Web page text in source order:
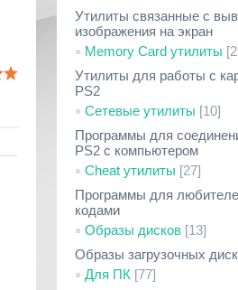
Утилиты связанные с
изображения на экран
Memory Card утилиты
Утилиты для работы с
PS2
Сетевые утилиты [10]
Программы для
PS2 с компьютером
Cheat утилиты [27]
Программы для
кодами
Образы дисков [13]
Образы загрузочных
Для ПК [77]